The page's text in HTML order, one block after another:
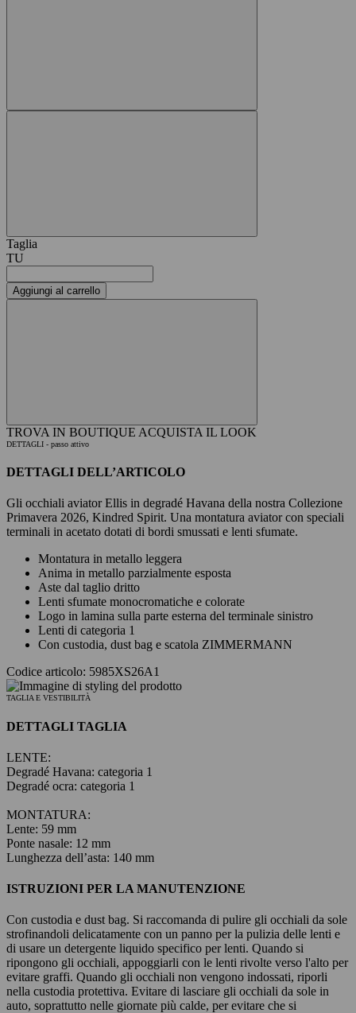
Taglia
TU
Aggiungi al carrello
TROVA IN BOUTIQUE ACQUISTA IL LOOK
DETTAGLI - passo attivo
DETTAGLI DELL’ARTICOLO
Gli occhiali aviator Ellis in degradé Havana della nostra Collezione
Primavera 2026, Kindred Spirit. Una montatura aviator con speciali
terminali in acetato dotati di bordi smussati e lenti sfumate.
Montatura in metallo leggera
Anima in metallo parzialmente esposta
Aste dal taglio dritto
Lenti sfumate monocromatiche e colorate
Logo in lamina sulla parte esterna del terminale sinistro
Lenti di categoria 1
Con custodia, dust bag e scatola ZIMMERMANN
Codice articolo: 5985XS26A1
TAGLIA E VESTIBILITÀ
DETTAGLI TAGLIA
LENTE:
Degradé Havana: categoria 1
Degradé ocra: categoria 1
MONTATURA:
Lente: 59 mm
Ponte nasale: 12 mm
Lunghezza dell’asta: 140 mm
ISTRUZIONI PER LA MANUTENZIONE
Con custodia e dust bag. Si raccomanda di pulire gli occhiali da sole
strofinandoli delicatamente con un panno per la pulizia delle lenti e
di usare un detergente liquido specifico per lenti. Quando si
ripongono gli occhiali, appoggiarli con le lenti rivolte verso l'alto per
evitare graffi. Quando gli occhiali non vengono indossati, riporli
nella custodia protettiva. Evitare di lasciare gli occhiali da sole in
auto, soprattutto nelle giornate più calde, per evitare che si